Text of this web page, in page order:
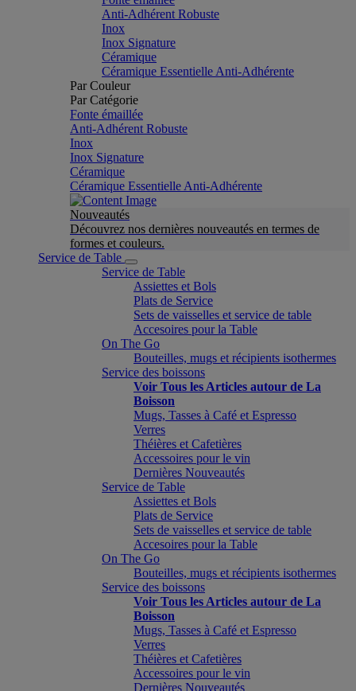
Anti-Adhérent Robuste
Inox
Inox Signature
Céramique
Céramique Essentielle Anti-Adhérente
Par Couleur
Par Catégorie
Fonte émaillée
Anti-Adhérent Robuste
Inox
Inox Signature
Céramique
Céramique Essentielle Anti-Adhérente
Nouveautés
Découvrez nos dernières nouveautés en termes de
formes et couleurs.
Service de Table
Service de Table
Assiettes et Bols
Plats de Service
Sets de vaisselles et service de table
Accesoires pour la Table
On The Go
Bouteilles, mugs et récipients isothermes
Service des boissons
Voir Tous les Articles autour de La
Boisson
Mugs, Tasses à Café et Espresso
Verres
Théières et Cafetières
Accessoires pour le vin
Dernières Nouveautés
Service de Table
Assiettes et Bols
Plats de Service
Sets de vaisselles et service de table
Accesoires pour la Table
On The Go
Bouteilles, mugs et récipients isothermes
Service des boissons
Voir Tous les Articles autour de La
Boisson
Mugs, Tasses à Café et Espresso
Verres
Théières et Cafetières
Accessoires pour le vin
Dernières Nouveautés